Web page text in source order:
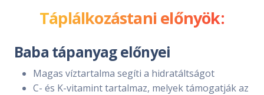
Táplálkozástani előnyök:
Baba tápanyag előnyei
Magas víztartalma segíti a hidratáltságot
C- és K-vitamint tartalmaz, melyek támogatják az